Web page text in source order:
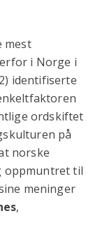
mest
i Norge i
identifiserte
ordskiftet
på
norske
oppmuntret til
meninger
,